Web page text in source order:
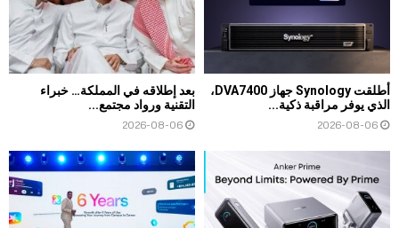
أطلقت Synology جهاز DVA7400،
الذي يوفر مراقبة ذكية...
2026-08-06
بعد إطلاقه في المملكة… خبراء
التقنية ورواد مجتمع...
2026-08-06